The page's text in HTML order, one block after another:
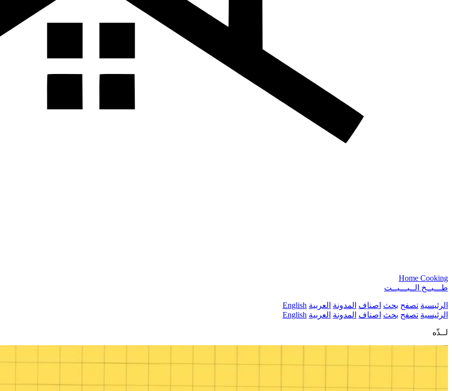
Home Cooking
طـــبــخ الــبـــيــت
الرئيسية تصفح بحث اصناف المدونة العربية English
الرئيسية تصفح بحث اصناف المدونة العربية English
لــذّه